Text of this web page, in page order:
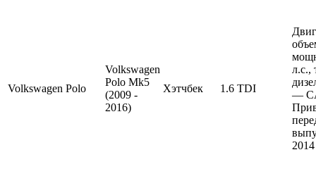
Volkswagen Polo
Volkswagen
Polo Mk5
(2009 -
2016)
Хэтчбек 1.6 TDI
—
2014